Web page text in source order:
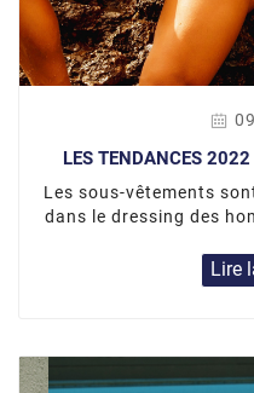
LES TENDANCES
Les sous-vêtements
dans le dressing des
Lire